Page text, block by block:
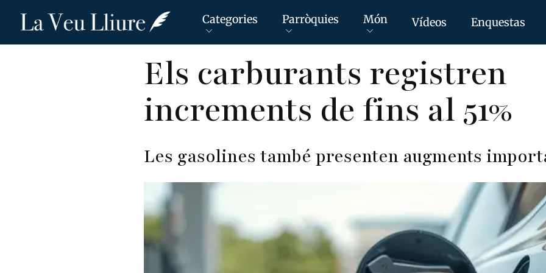
Vés
Categories Parròquies Món Vídeos Enquestas
Els carburants registren
increments de fins al 51%
Les gasolines també presenten augments